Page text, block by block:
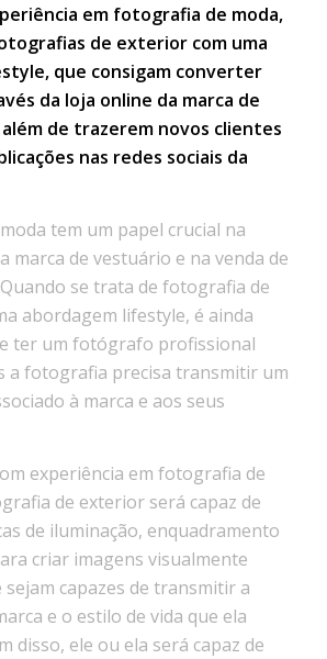
em fotografia de moda,
de exterior com uma
que consigam converter
da loja online da marca de
de trazerem novos clientes
nas redes sociais da
tem um papel crucial na
marca de vestuário e na venda de
se trata de fotografia de
abordagem lifestyle, é ainda
ter um fotógrafo profissional
a fotografia precisa transmitir um
à marca e aos seus
experiência em fotografia de
de exterior será capaz de
de iluminação, enquadramento
criar imagens visualmente
capazes de transmitir a
e o estilo de vida que ela
disso, ele ou ela será capaz de